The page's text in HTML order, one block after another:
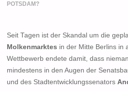
POTSDAM?
Seit Tagen ist der Skandal um die
Molkenmarktes in der Mitte Berlins in
Wettbewerb endete damit, dass
mindestens in den Augen der
und des Stadtentwicklungssenators